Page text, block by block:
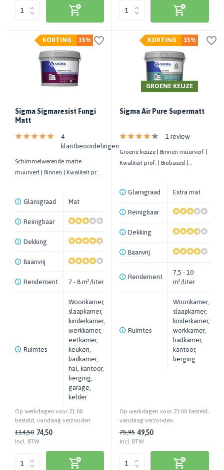
35%
KORTING
Sigma Sigmaresist Fungi
Matt
4
klantbeoordelingen
Schimmelwerende matte
muurverf | Binnen | Kwaliteit prof.
Glansgraad Mat
Reinigbaar
Dekking
Baanvrij
Rendement 7 - 8 m²/liter
Ruimtes
Woonkamer,
slaapkamer,
kinderkamer,
werkkamer,
eetkamer,
keuken,
badkamer,
hal, kantoor,
berging,
garage,
kelder
Op werkdagen voor 21:00
besteld, vandaag verzonden
114,50 74,50
Incl. BTW
GROENE KEUZE
35%
KORTING
Sigma Air Pure Supermatt
1 review
Groene keuze | Binnen muurverf |
Kwaliteit prof. | Biobased |
Glansgraad Extra mat
Reinigbaar
Dekking
Baanvrij
Rendement
7,5 - 10
m²/liter
Ruimtes
Woonkamer,
slaapkamer,
kinderkamer,
werkkamer,
badkamer,
kantoor,
berging
Op werkdagen voor 21:00 besteld,
vandaag verzonden
75,95 49,50
Incl. BTW